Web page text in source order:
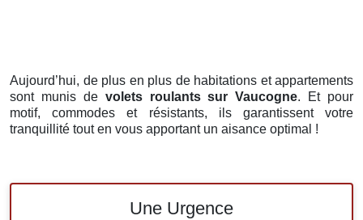
Aujourd’hui, de plus en plus de habitations et appartements
sont munis de volets roulants sur Vaucogne. Et pour
motif, commodes et résistants, ils garantissent votre
tranquillité tout en vous apportant un aisance optimal !
Une Urgence